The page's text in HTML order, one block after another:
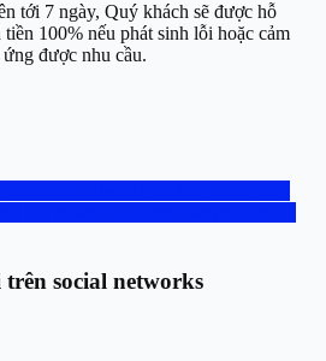
tới 7 ngày, Quý khách sẽ được hỗ
100% nếu phát sinh lỗi hoặc cảm
được nhu cầu.
social networks